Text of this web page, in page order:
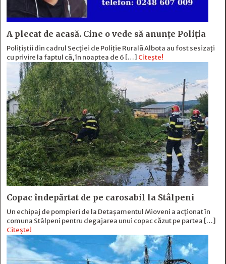
A plecat de acasă. Cine o vede să anunțe Poliția
Polițiștii din cadrul Secției de Poliție Rurală Albota au fost sesizați
cu privire la faptul că, în noaptea de 6 […] Citește!
Copac îndepărtat de pe carosabil la Stâlpeni
Un echipaj de pompieri de la Detașamentul Mioveni a acționat în
comuna Stâlpeni pentru degajarea unui copac căzut pe partea […]
Citește!